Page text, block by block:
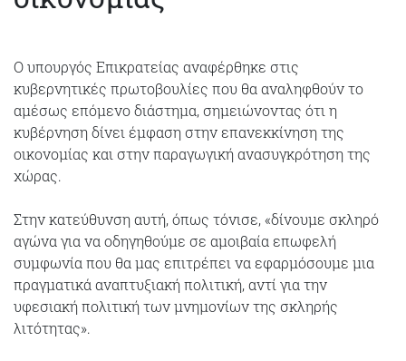
Ο υπουργός Επικρατείας αναφέρθηκε στις
κυβερνητικές πρωτοβουλίες που θα αναληφθούν το
αμέσως επόμενο διάστημα, σημειώνοντας ότι η
κυβέρνηση δίνει έμφαση στην επανεκκίνηση της
οικονομίας και στην παραγωγική ανασυγκρότηση της
χώρας.
Στην κατεύθυνση αυτή, όπως τόνισε, «δίνουμε σκληρό
αγώνα για να οδηγηθούμε σε αμοιβαία επωφελή
συμφωνία που θα μας επιτρέπει να εφαρμόσουμε μια
πραγματικά αναπτυξιακή πολιτική, αντί για την
υφεσιακή πολιτική των μνημονίων της σκληρής
λιτότητας».